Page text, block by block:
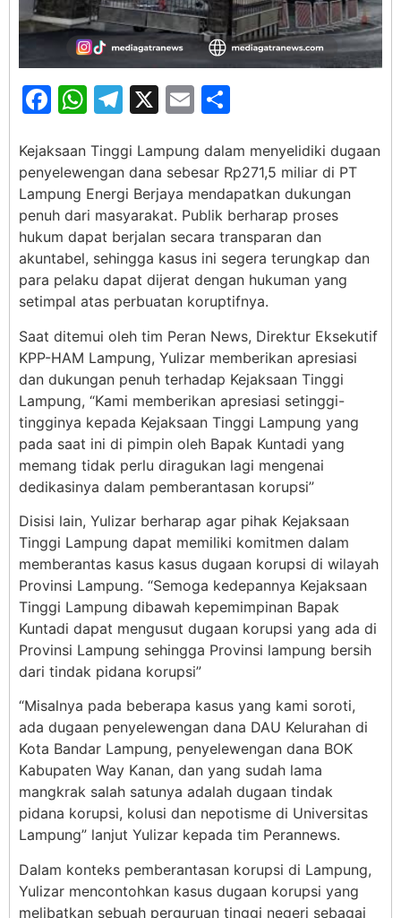
Facebook
WhatsApp
Telegram
X Email
Kejaksaan Tinggi Lampung dalam menyelidiki dugaan
penyelewengan dana sebesar Rp271,5 miliar di PT
Lampung Energi Berjaya mendapatkan dukungan
penuh dari masyarakat. Publik berharap proses
hukum dapat berjalan secara transparan dan
akuntabel, sehingga kasus ini segera terungkap dan
para pelaku dapat dijerat dengan hukuman yang
setimpal atas perbuatan koruptifnya.
Saat ditemui oleh tim Peran News, Direktur Eksekutif
KPP-HAM Lampung, Yulizar memberikan apresiasi
dan dukungan penuh terhadap Kejaksaan Tinggi
Lampung, “Kami memberikan apresiasi setinggi-
tingginya kepada Kejaksaan Tinggi Lampung yang
pada saat ini di pimpin oleh Bapak Kuntadi yang
memang tidak perlu diragukan lagi mengenai
dedikasinya dalam pemberantasan korupsi”
Disisi lain, Yulizar berharap agar pihak Kejaksaan
Tinggi Lampung dapat memiliki komitmen dalam
memberantas kasus kasus dugaan korupsi di wilayah
Provinsi Lampung. “Semoga kedepannya Kejaksaan
Tinggi Lampung dibawah kepemimpinan Bapak
Kuntadi dapat mengusut dugaan korupsi yang ada di
Provinsi Lampung sehingga Provinsi lampung bersih
dari tindak pidana korupsi”
“Misalnya pada beberapa kasus yang kami soroti,
ada dugaan penyelewengan dana DAU Kelurahan di
Kota Bandar Lampung, penyelewengan dana BOK
Kabupaten Way Kanan, dan yang sudah lama
mangkrak salah satunya adalah dugaan tindak
pidana korupsi, kolusi dan nepotisme di Universitas
Lampung” lanjut Yulizar kepada tim Perannews.
Dalam konteks pemberantasan korupsi di Lampung,
Yulizar mencontohkan kasus dugaan korupsi yang
melibatkan sebuah perguruan tinggi negeri sebagai